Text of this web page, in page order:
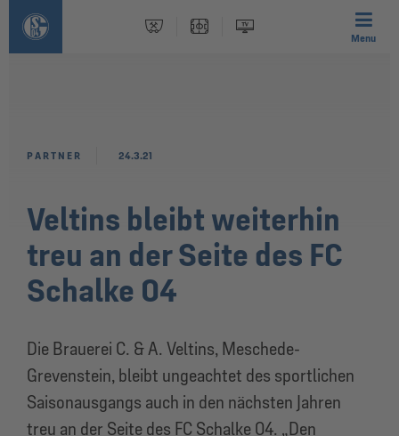
Menu
Veltins bleibt weiterhin
treu an der Seite des FC
Schalke 04
Die Brauerei C. & A. Veltins, Meschede-
Grevenstein, bleibt ungeachtet des sportlichen
Saisonausgangs auch in den nächsten Jahren
treu an der Seite des FC Schalke 04. „Den
PARTNER 24.3.21